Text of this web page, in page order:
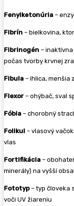
Fenylketonúria –
Fibrín – bielkovina,
Fibrinogén –
počas tvorby krvnej
Fibula – ihlica, menšia
Flexor – ohýbač, sval
Fóbia – chorobný
Folikul – vlasový
vlas
Fortifikácia –
minerály) na vyšší
Fototyp– typ človeka
voči UV žiareniu